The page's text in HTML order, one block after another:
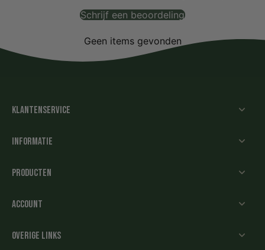
Schrijf een beoordeling
Geen items gevonden
Klantenservice
Informatie
Producten
Account
Overige links